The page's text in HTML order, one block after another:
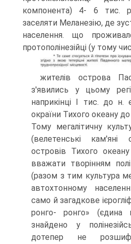
компонента) 4- 6 тис.
заселяти Меланезію, де
на­селення. що
протополінезійці (у тому
жителів острова
з'явились у цьому
наприкінці І тис. до н.
окраїни Тихого океану
Тому мегалітичну
(велетенські
островів Тихого
вважати творінням
(разом з тим культура
автохтонному
само й загадкове
ронго- ронго» (єдина
знайдено у
дотепер не